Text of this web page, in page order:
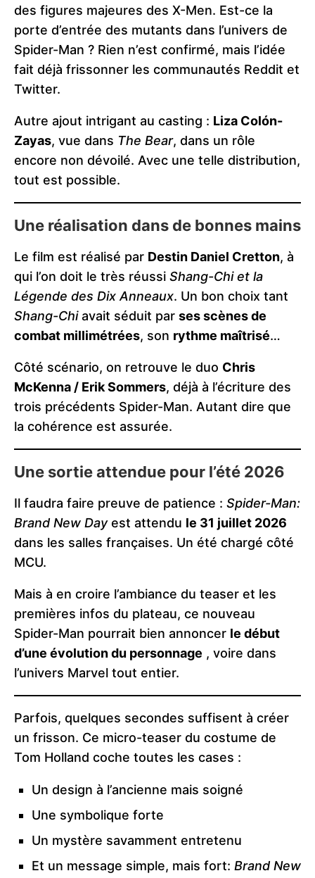
des figures majeures des X-Men. Est-ce la
porte d’entrée des mutants dans l’univers de
Spider-Man ? Rien n’est confirmé, mais l’idée
fait déjà frissonner les communautés Reddit et
Twitter.
Autre ajout intrigant au casting : Liza Colón-
Zayas, vue dans The Bear, dans un rôle
encore non dévoilé. Avec une telle distribution,
tout est possible.
Une réalisation dans de bonnes mains
Le film est réalisé par Destin Daniel Cretton, à
qui l’on doit le très réussi Shang-Chi et la
Légende des Dix Anneaux. Un bon choix tant
Shang-Chiavait séduit par ses scènes de
combat millimétrées, son rythme maîtrisé…
Côté scénario, on retrouve le duo Chris
McKenna / Erik Sommers, déjà à l’écriture des
trois précédents Spider-Man. Autant dire que
la cohérence est assurée.
Une sortie attendue pour l’été 2026
Il faudra faire preuve de patience : Spider-Man:
Brand New Dayest attendu le 31 juillet 2026
dans les salles françaises. Un été chargé côté
MCU.
Mais à en croire l’ambiance du teaser et les
premières infos du plateau, ce nouveau
Spider-Man pourrait bien annoncer le début
d’une évolution du personnage , voire dans
l’univers Marvel tout entier.
Parfois, quelques secondes suffisent à créer
un frisson. Ce micro-teaser du costume de
Tom Holland coche toutes les cases :
Un design à l’ancienne mais soigné
Une symbolique forte
Un mystère savamment entretenu
Et un message simple, mais fort: Brand New